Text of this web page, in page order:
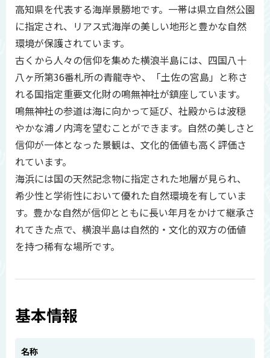
高知県を代表する海岸景勝地です。一帯は県立自然公園
に指定され、リアス式海岸の美しい地形と豊かな自然
環境が保護されています。
古くから人々の信仰を集めた横浪半島には、四国八十
八ヶ所第36番札所の青龍寺や、「土佐の宮島」と称さ
れる国指定重要文化財の鳴無神社が鎮座しています。
鳴無神社の参道は海に向かって延び、社殿からは波穏
やかな浦ノ内湾を望むことができます。自然の美しさと
信仰が一体となった景観は、文化的価値も高く評価さ
れています。
海浜には国の天然記念物に指定された地層が見られ、
希少性と学術性において優れた自然環境を有していま
す。豊かな自然が信仰とともに長い年月をかけて継承さ
れてきた点で、横浪半島は自然的・文化的双方の価値
を持つ稀有な場所です。
基本情報
名称